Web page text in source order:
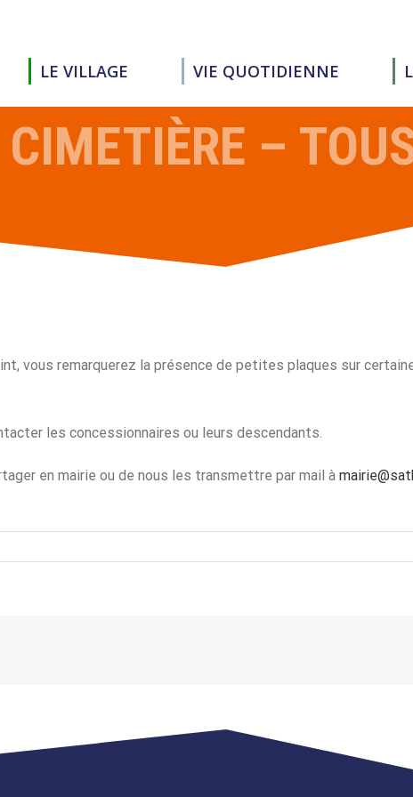
LE VILLAGE VIE QUOTIDIENNE
CIMETIÈRE –
vous remarquerez la présence de petites plaques sur
les concessionnaires ou leurs descendants.
en mairie ou de nous les transmettre par mail à